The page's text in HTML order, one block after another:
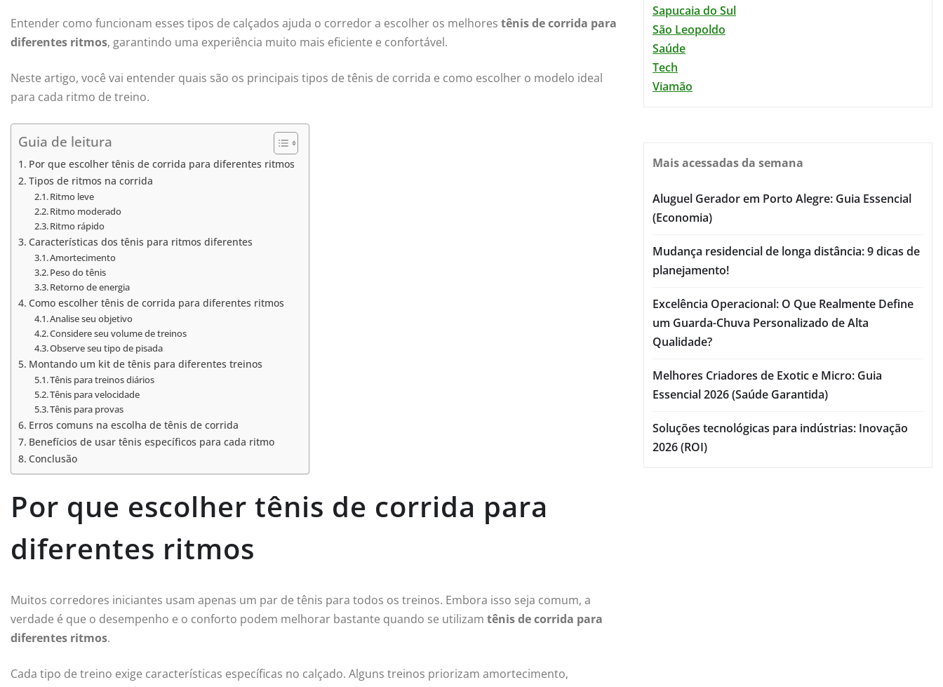
Entender como funcionam esses tipos de calçados ajuda o corredor a escolher os melhores tênis de corrida para
diferentes ritmos, garantindo uma experiência muito mais eficiente e confortável.
Neste artigo, você vai entender quais são os principais tipos de tênis de corrida e como escolher o modelo ideal
para cada ritmo de treino.
Guia de leitura
Por que escolher tênis de corrida para diferentes ritmos
Tipos de ritmos na corrida
Ritmo leve
Ritmo moderado
Ritmo rápido
Características dos tênis para ritmos diferentes
Amortecimento
Peso do tênis
Retorno de energia
Como escolher tênis de corrida para diferentes ritmos
Analise seu objetivo
Considere seu volume de treinos
Observe seu tipo de pisada
Montando um kit de tênis para diferentes treinos
Tênis para treinos diários
Tênis para velocidade
Tênis para provas
Erros comuns na escolha de tênis de corrida
Benefícios de usar tênis específicos para cada ritmo
Conclusão
Por que escolher tênis de corrida para
diferentes ritmos
Muitos corredores iniciantes usam apenas um par de tênis para todos os treinos. Embora isso seja comum, a
verdade é que o desempenho e o conforto podem melhorar bastante quando se utilizam tênis de corrida para
diferentes ritmos.
Cada tipo de treino exige características específicas no calçado. Alguns treinos priorizam amortecimento,
Sapucaia do Sul
São Leopoldo
Saúde
Tech
Viamão
Mais acessadas da semana
Aluguel Gerador em Porto Alegre: Guia Essencial
(Economia)
Mudança residencial de longa distância: 9 dicas de
planejamento!
Excelência Operacional: O Que Realmente Define
um Guarda-Chuva Personalizado de Alta
Qualidade?
Melhores Criadores de Exotic e Micro: Guia
Essencial 2026 (Saúde Garantida)
Soluções tecnológicas para indústrias: Inovação
2026 (ROI)